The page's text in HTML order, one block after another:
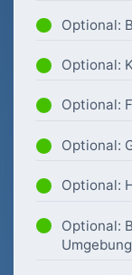
Optional:
Optional:
Optional:
Optional:
Optional:
Optional:
Umgebung